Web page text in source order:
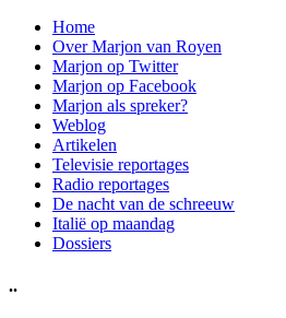
Home
Over Marjon van Royen
Marjon op Twitter
Marjon op Facebook
Marjon als spreker?
Weblog
Artikelen
Televisie reportages
Radio reportages
De nacht van de schreeuw
Italië op maandag
Dossiers
..